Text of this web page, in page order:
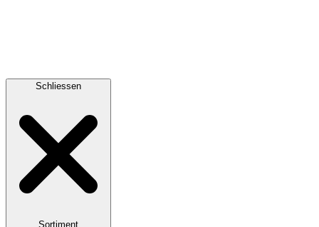
Schliessen
Sortiment